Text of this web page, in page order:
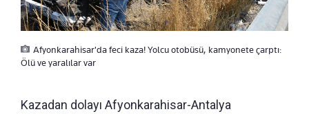
Afyonkarahisar'da feci kaza! Yolcu otobüsü, kamyonete çarptı:
Ölü ve yaralılar var
Kazadan dolayı Afyonkarahisar-Antalya